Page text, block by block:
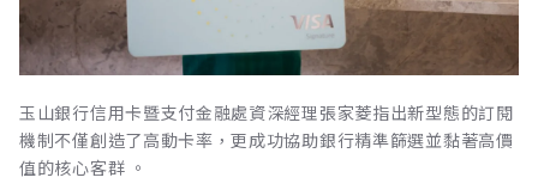
玉山銀行信用卡暨支付金融處資深經理張家菱指出新型態的訂閱
機制不僅創造了高動卡率，更成功協助銀行精準篩選並黏著高價
值的核心客群 。